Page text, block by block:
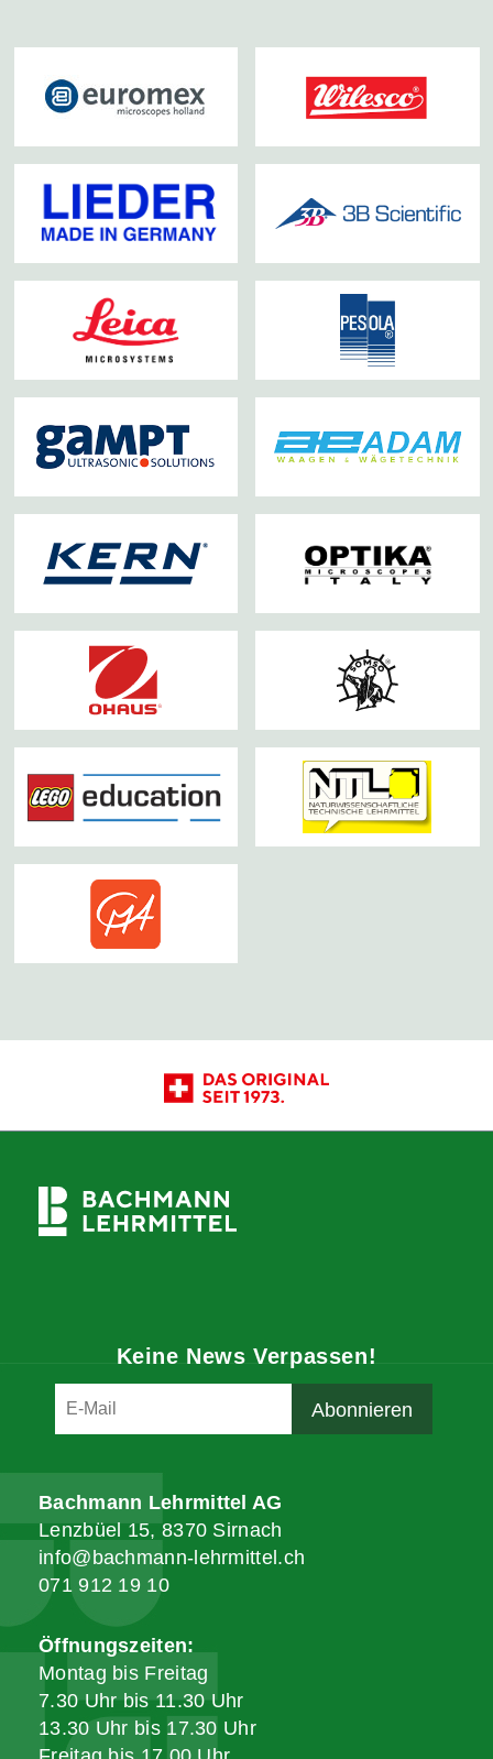
Keine News Verpassen!
Bachmann Lehrmittel AG
Lenzbüel 15, 8370 Sirnach
info@bachmann-lehrmittel.ch
071 912 19 10
Öffnungszeiten:
Montag bis Freitag
7.30 Uhr bis 11.30 Uhr
13.30 Uhr bis 17.30 Uhr